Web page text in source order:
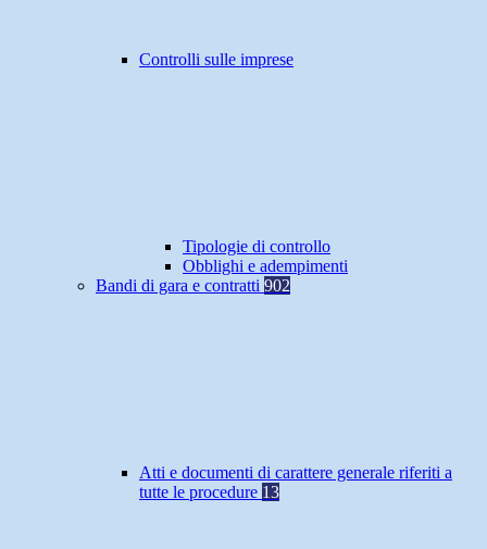
Controlli sulle imprese
Tipologie di controllo
Obblighi e adempimenti
Bandi di gara e contratti 902
Atti e documenti di carattere generale riferiti a
tutte le procedure 13